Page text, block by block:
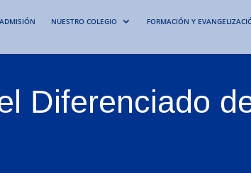
ADMISIÓN NUESTRO COLEGIO FORMACIÓN Y
Diferenciado